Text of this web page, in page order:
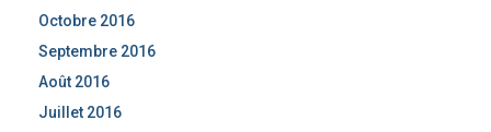
Octobre 2016
Septembre 2016
Août 2016
Juillet 2016